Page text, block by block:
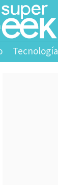
Tecnología